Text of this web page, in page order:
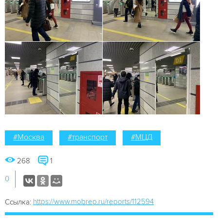
#Москва #транспорт #МЦД
268 1
0
Ссылка: https://www.mobrep.ru/reports/112594